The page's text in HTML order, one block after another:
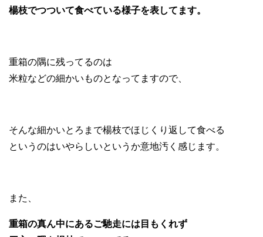
楊枝でつついて食べている様子を表してます。
重箱の隅に残ってるのは
米粒などの細かいものとなってますので、
そんな細かいとろまで楊枝でほじくり返して食べる
というのはいやらしいというか意地汚く感じます。
また、
重箱の真ん中にあるご馳走には目もくれず